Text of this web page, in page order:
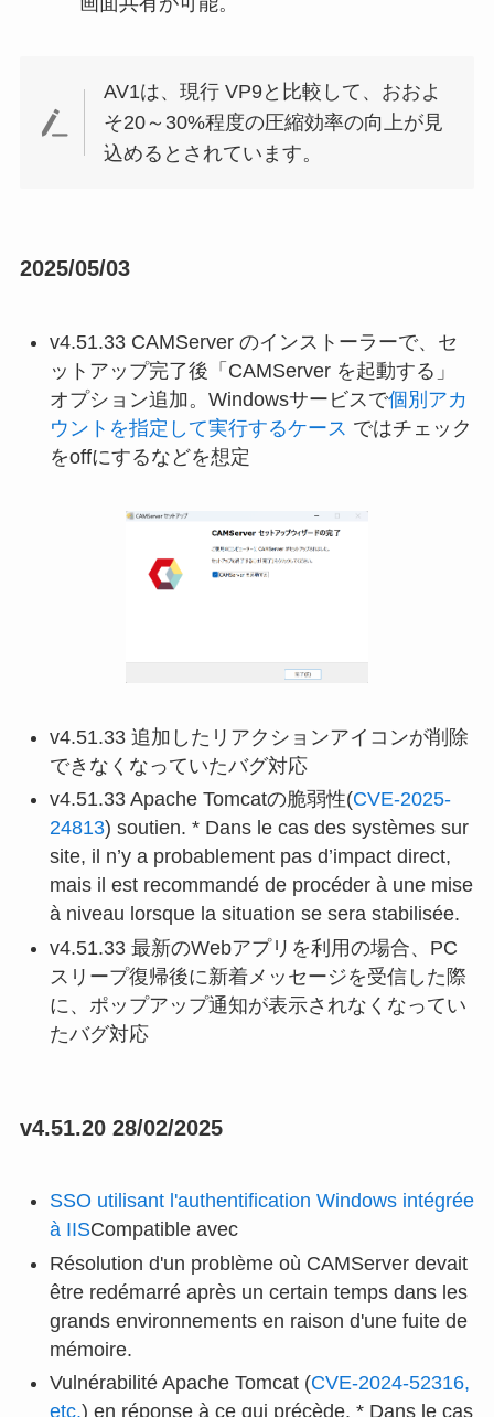
AV1は、現行 VP9と比較して、おおよ
そ20～30%程度の圧縮効率の向上が見
込めるとされています。
2025/05/03
v4.51.33 CAMServer のインストーラーで、セ
ットアップ完了後「CAMServer を起動する」
オプション追加。Windowsサービスで個別アカ
ウントを指定して実行するケース ではチェック
をoffにするなどを想定
v4.51.33 追加したリアクションアイコンが削除
できなくなっていたバグ対応
v4.51.33 Apache Tomcatの脆弱性(CVE-2025-
24813) soutien. * Dans le cas des systèmes sur
site, il n’y a probablement pas d’impact direct,
mais il est recommandé de procéder à une mise
à niveau lorsque la situation se sera stabilisée.
v4.51.33 最新のWebアプリを利用の場合、PC
スリープ復帰後に新着メッセージを受信した際
に、ポップアップ通知が表示されなくなってい
たバグ対応
v4.51.20 28/02/2025
SSO utilisant l'authentification Windows intégrée
à IISCompatible avec
Résolution d'un problème où CAMServer devait
être redémarré après un certain temps dans les
grands environnements en raison d'une fuite de
mémoire.
Vulnérabilité Apache Tomcat (CVE-2024-52316,
etc.) en réponse à ce qui précède. * Dans le cas